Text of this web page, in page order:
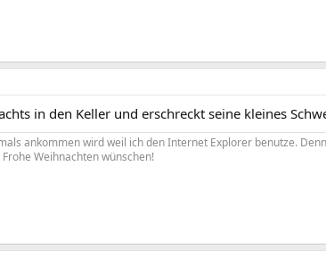
in den Keller und erschreckt seine kleines
ankommen wird weil ich den Internet Explorer benutze.
Weihnachten wünschen!